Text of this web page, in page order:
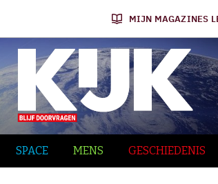
MIJN MAGAZINES
SPACE MENS GESCHIEDENIS